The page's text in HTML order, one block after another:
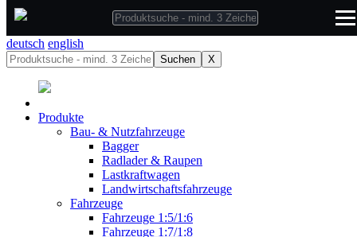
deutsch english
Suchen X
Produkte
Bau- & Nutzfahrzeuge
Bagger
Radlader & Raupen
Lastkraftwagen
Landwirtschaftsfahrzeuge
Fahrzeuge
Fahrzeuge 1:5/1:6
Fahrzeuge 1:7/1:8